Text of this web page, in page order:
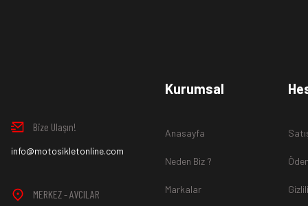
www.MotosikletOnline.com alışveriş sitesinden almış
Aksi durum söz konusu olduğunda
Bize Ulaşın!
info@motosikletonline.com
MERKEZ - AVCILAR
Kurumsal
Anasayfa
Neden Biz ?
Markalar